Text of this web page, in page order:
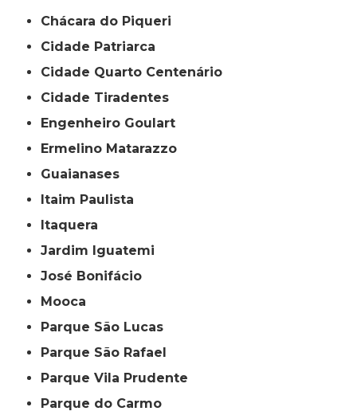
Chácara do Piqueri
Cidade Patriarca
Cidade Quarto Centenário
Cidade Tiradentes
Engenheiro Goulart
Ermelino Matarazzo
Guaianases
Itaim Paulista
Itaquera
Jardim Iguatemi
José Bonifácio
Mooca
Parque São Lucas
Parque São Rafael
Parque Vila Prudente
Parque do Carmo